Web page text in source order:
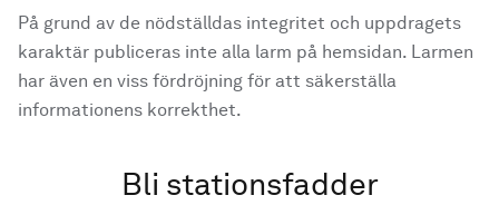
På grund av de nödställdas integritet och uppdragets
karaktär publiceras inte alla larm på hemsidan. Larmen
har även en viss fördröjning för att säkerställa
informationens korrekthet.
Bli stationsfadder